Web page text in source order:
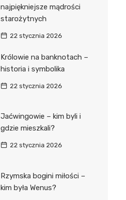
najpiękniejsze mądrości
starożytnych
22 stycznia 2026
Królowie na banknotach –
historia i symbolika
22 stycznia 2026
Jaćwingowie – kim byli i
gdzie mieszkali?
22 stycznia 2026
Rzymska bogini miłości –
kim była Wenus?